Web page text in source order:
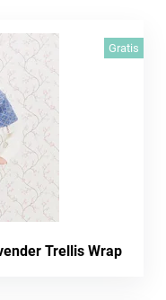
Gratis
Trellis Wrap